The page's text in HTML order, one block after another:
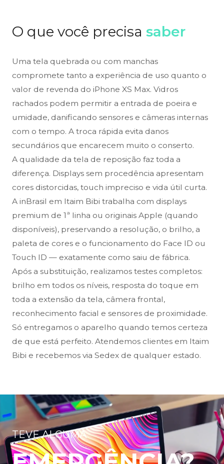
O que você precisa saber
Uma tela quebrada ou com manchas
compromete tanto a experiência de uso quanto o
valor de revenda do iPhone XS Max. Vidros
rachados podem permitir a entrada de poeira e
umidade, danificando sensores e câmeras internas
com o tempo. A troca rápida evita danos
secundários que encarecem muito o conserto.
A qualidade da tela de reposição faz toda a
diferença. Displays sem procedência apresentam
cores distorcidas, touch impreciso e vida útil curta.
A inBrasil em Itaim Bibi trabalha com displays
premium de 1ª linha ou originais Apple (quando
disponíveis), preservando a resolução, o brilho, a
paleta de cores e o funcionamento do Face ID ou
Touch ID — exatamente como saiu de fábrica.
Após a substituição, realizamos testes completos:
brilho em todos os níveis, resposta do toque em
toda a extensão da tela, câmera frontal,
reconhecimento facial e sensores de proximidade.
Só entregamos o aparelho quando temos certeza
de que está perfeito. Atendemos clientes em Itaim
Bibi e recebemos via Sedex de qualquer estado.
TEVE ALGUMA